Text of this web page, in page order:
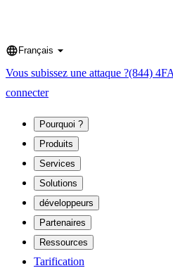
Language
Français
Vous subissez une attaque ?(844)
connecter
Pourquoi ?
Produits
Services
Solutions
développeurs
Partenaires
Ressources
Tarification